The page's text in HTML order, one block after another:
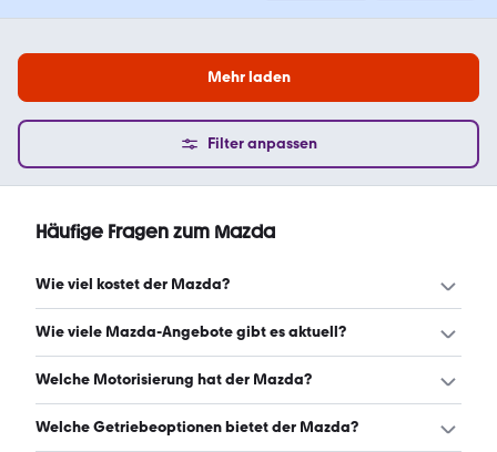
Mehr laden
Filter anpassen
Häufige Fragen zum Mazda
Wie viel kostet der Mazda?
Ein guter Preis für einen Mazda liegt zwischen 8.000 €
Wie viele Mazda-Angebote gibt es aktuell?
Es gibt insgesamt 145 Mazda bei mobile.de, davon 145
Welche Motorisierung hat der Mazda?
Der Mazda hat Leistungen zwischen 126 und 160 PS.
Welche Getriebeoptionen bietet der Mazda?